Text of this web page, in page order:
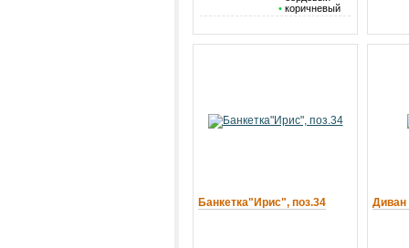
• коричневый
Банкетка"Ирис", поз.34 Диван